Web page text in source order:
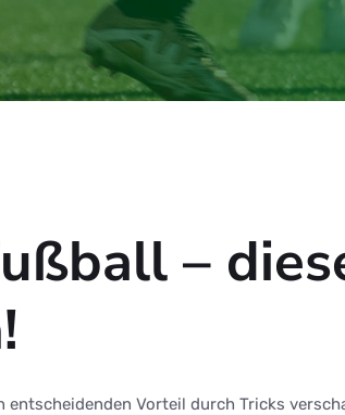
–
entscheidenden Vorteil durch Tricks